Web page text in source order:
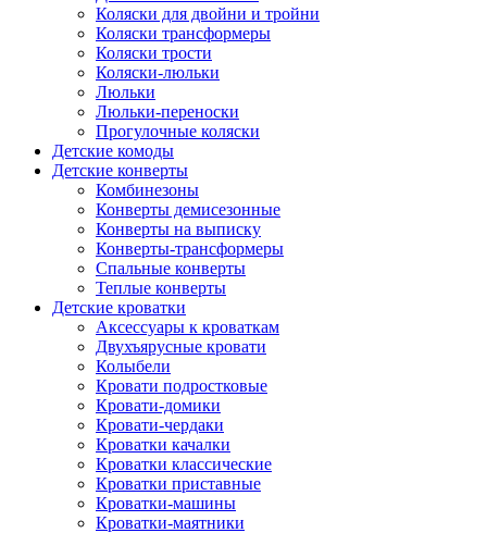
Коляски для двойни и тройни
Коляски трансформеры
Коляски трости
Коляски-люльки
Люльки
Люльки-переноски
Прогулочные коляски
Детские комоды
Детские конверты
Комбинезоны
Конверты демисезонные
Конверты на выписку
Конверты-трансформеры
Спальные конверты
Теплые конверты
Детские кроватки
Аксессуары к кроваткам
Двухъярусные кровати
Колыбели
Кровати подростковые
Кровати-домики
Кровати-чердаки
Кроватки качалки
Кроватки классические
Кроватки приставные
Кроватки-машины
Кроватки-маятники